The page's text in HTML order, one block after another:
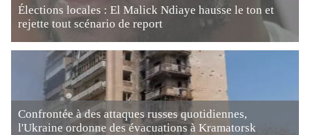
Élections locales : El Malick Ndiaye hausse le ton et
rejette tout scénario de report
Confrontée à des attaques russes quotidiennes,
l'Ukraine ordonne des évacuations à Kramatorsk